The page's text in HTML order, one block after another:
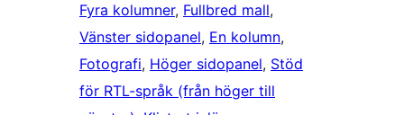
Fyra kolumner, Fullbred mall
Vänster sidopanel, En kolumn
Fotografi, Höger sidopanel, Stöd
för RTL-språk (från höger till